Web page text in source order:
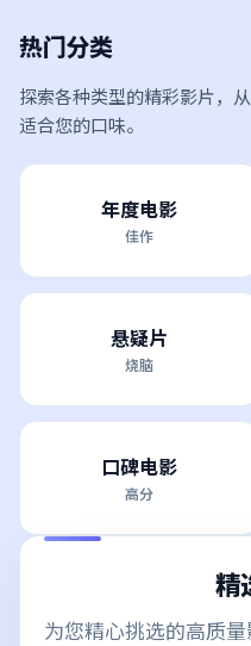
热门分类
探索各种类型的精彩影片，
适合您的口味。
年度电影
佳作
悬疑片
烧脑
口碑电影
高分
精
为您精心挑选的高质